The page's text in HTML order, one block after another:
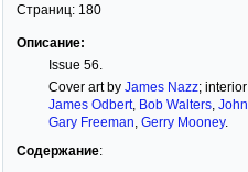
Страниц: 180
Описание:
Issue 56.
Cover art by James Nazz;
James Odbert, Bob Walters,
Gary Freeman, Gerry Mooney.
Содержание: